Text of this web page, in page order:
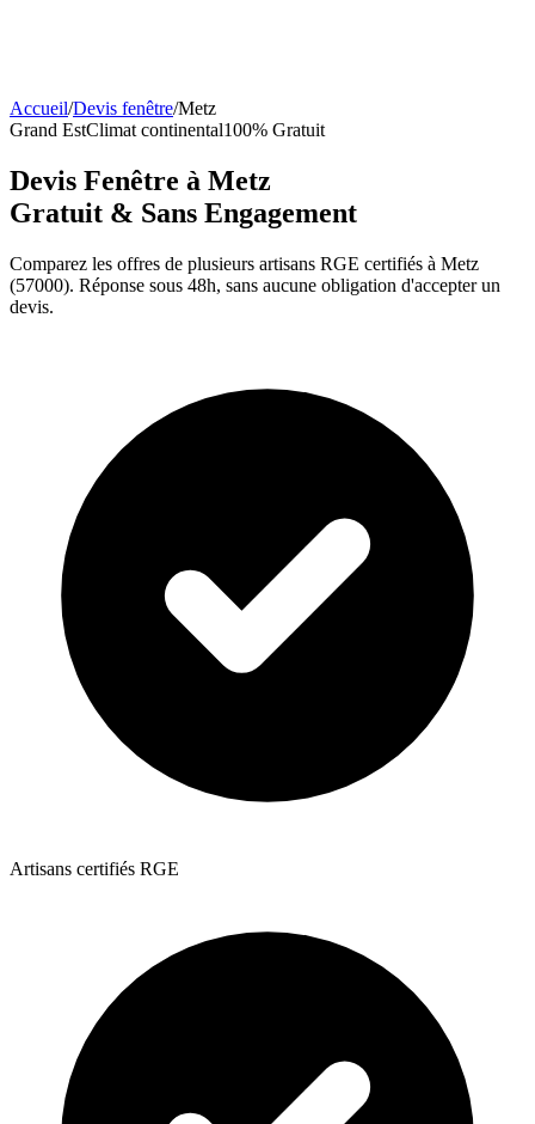
Accueil/Devis fenêtre/Metz
Grand EstClimat continental100% Gratuit
Devis Fenêtre à Metz
Gratuit & Sans Engagement
Comparez les offres de plusieurs artisans RGE certifiés à Metz
(57000). Réponse sous 48h, sans aucune obligation d'accepter un
devis.
Artisans certifiés RGE